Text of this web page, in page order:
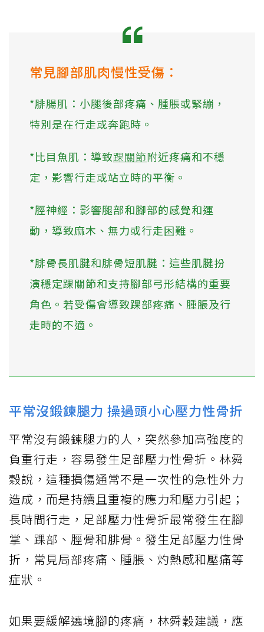
常見腳部肌肉慢性受傷：
*腓腸肌：小腿後部疼痛、腫脹或緊繃，
特別是在行走或奔跑時。
*比目魚肌：導致踝關節附近疼痛和不穩
定，影響行走或站立時的平衡。
*脛神經：影響腿部和腳部的感覺和運
動，導致麻木、無力或行走困難。
*腓骨長肌腱和腓骨短肌腱：這些肌腱扮
演穩定踝關節和支持腳部弓形結構的重要
角色。若受傷會導致踝部疼痛、腫脹及行
走時的不適。
平常沒鍛鍊腿力 操過頭小心壓力性骨折
平常沒有鍛鍊腿力的人，突然參加高強度的
負重行走，容易發生足部壓力性骨折。林舜
穀說，這種損傷通常不是一次性的急性外力
造成，而是持續且重複的應力和壓力引起；
長時間行走，足部壓力性骨折最常發生在腳
掌、踝部、脛骨和腓骨。發生足部壓力性骨
折，常見局部疼痛、腫脹、灼熱感和壓痛等
症狀。
如果要緩解遶境腳的疼痛，林舜穀建議，應